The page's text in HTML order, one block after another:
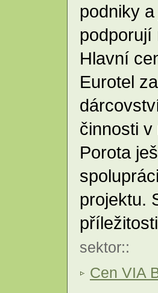
podniky
Hlavní
Eurotel
činnosti
Porota
projektu.
sektor::
Cen VIA